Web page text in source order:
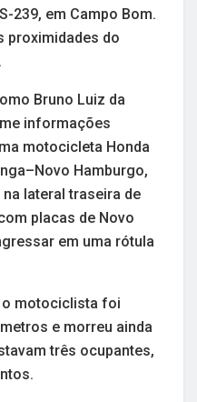
239, em Campo Bom.
proximidades do
Bruno Luiz da
informações
motocicleta Honda
Hamburgo,
lateral traseira de
placas de Novo
em uma rótula
motociclista foi
e morreu ainda
três ocupantes,